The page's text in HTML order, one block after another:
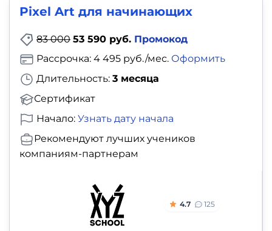
Pixel Art для начинающих
83 000 53 590 руб. Промокод
Длительность: 3 месяца
Сертификат
Рассрочка: 4 495 руб./мес. Оформить
Начало: Узнать дату начала
Рекомендуют лучших учеников
компаниям-партнерам
4.7 125